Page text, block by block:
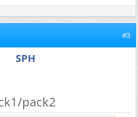
#3
SPH
pack2